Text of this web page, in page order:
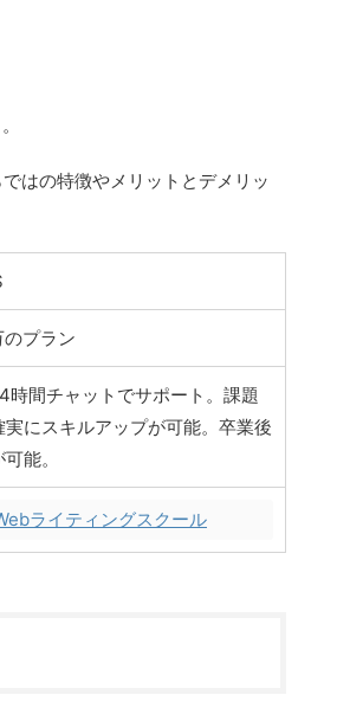
はの特徴やメリットとデメリッ
プラン
時間チャットでサポート。課題
にスキルアップが可能。卒業後
能。
ライティングスクール